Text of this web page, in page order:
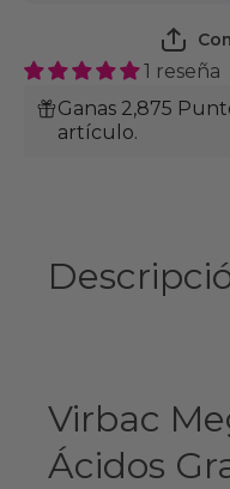
1 reseña
Ganas 2,875
artículo.
Virbac
Ácidos